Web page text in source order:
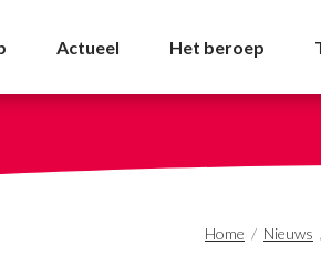
de
Actueel Het beroep
Home / Nieuws